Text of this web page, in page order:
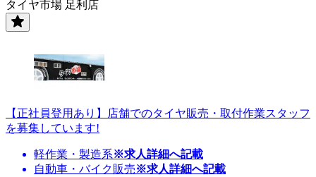
タイヤ市場 足利店
【正社員登用あり】店舗でのタイヤ販売・取付作業スタッフ
を募集しています!
軽作業・製造系※求人詳細へ記載
自動車・バイク販売※求人詳細へ記載